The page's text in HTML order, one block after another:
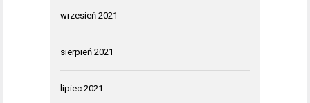
wrzesień 2021
sierpień 2021
lipiec 2021